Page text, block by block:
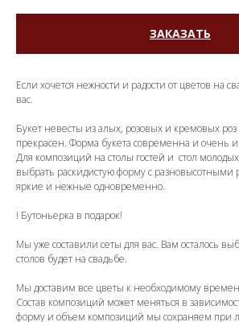
ЗАКАЗАТЬ
Если хочется нежности и радости от цветов на
вас.
Букет невесты из алых, розовых и кремовых роз
прекрасен. Форма букета современна и очень
Для композиций на столы гостей и стол
выбрать раскидистую форму с разновысотными
яркие и нежные одновременно.
! Бутоньерка в подарок!
Мы уже составили сеты для вас. Вам осталось
столов будет на свадьбе.
Мы доставим все цветы к необходимому
Состав композиций может меняться в
форму и объем композиций мы сохраняем при